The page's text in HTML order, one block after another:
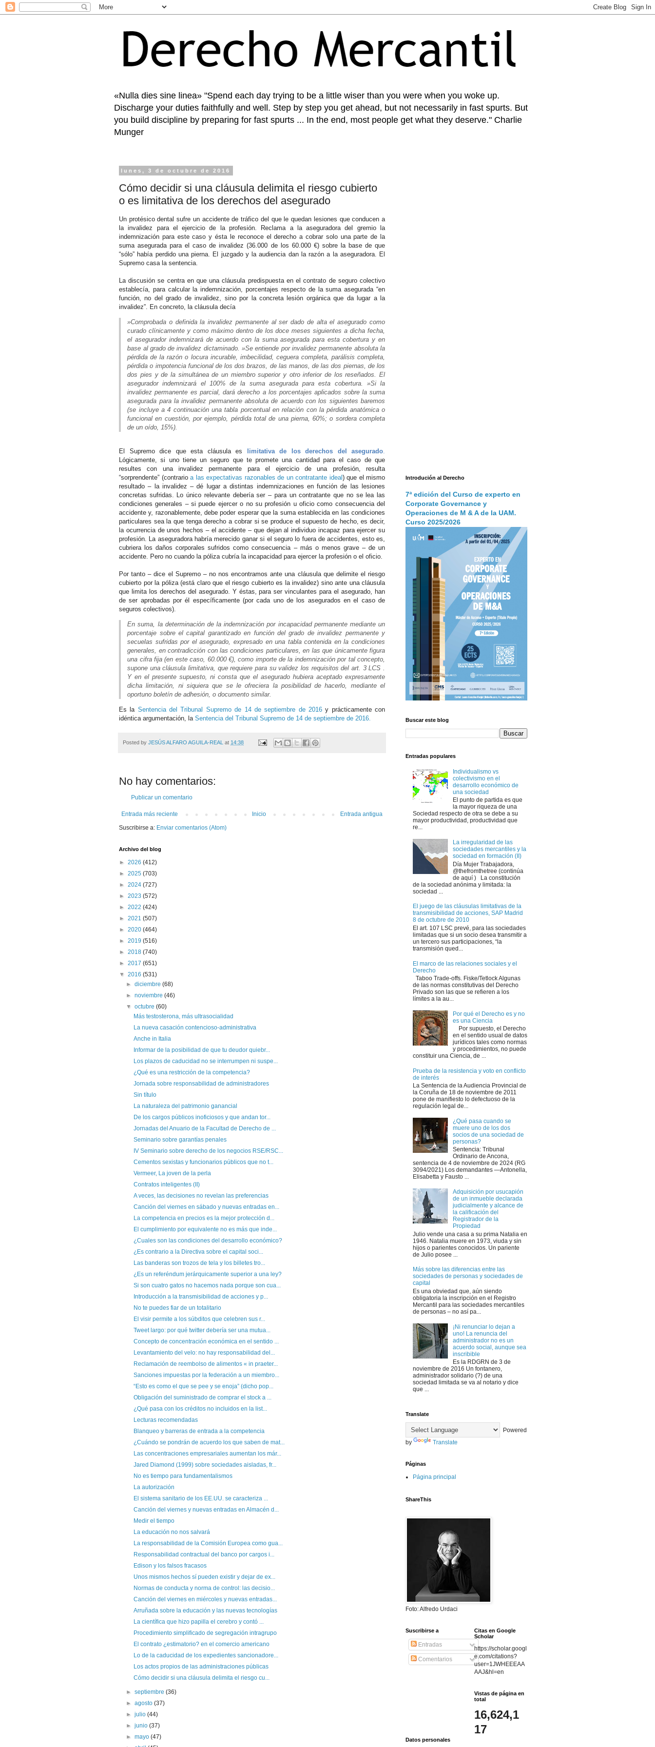
«Nulla dies sine linea» "Spend each day trying to be a little wiser than you were when you woke up.
Discharge your duties faithfully and well. Step by step you get ahead, but not necessarily in fast spurts. But
you build discipline by preparing for fast spurts ... In the end, most people get what they deserve." Charlie
Munger
lunes, 3 de octubre de 2016
Cómo decidir si una cláusula delimita el riesgo cubierto
o es limitativa de los derechos del asegurado
Un protésico dental sufre un accidente de tráfico del que le quedan lesiones que conducen a
la invalidez para el ejercicio de la profesión. Reclama a la aseguradora del gremio la
indemnización para este caso y ésta le reconoce el derecho a cobrar solo una parte de la
suma asegurada para el caso de invalidez (36.000 de los 60.000 €) sobre la base de que
“sólo” había perdido una pierna. El juzgado y la audiencia dan la razón a la aseguradora. El
Supremo casa la sentencia.
La discusión se centra en que una cláusula predispuesta en el contrato de seguro colectivo
establecía, para calcular la indemnización, porcentajes respecto de la suma asegurada “en
función, no del grado de invalidez, sino por la concreta lesión orgánica que da lugar a la
invalidez”. En concreto, la cláusula decía
»Comprobada o definida la invalidez permanente al ser dado de alta el asegurado como
curado clínicamente y como máximo dentro de los doce meses siguientes a dicha fecha,
el asegurador indemnizará de acuerdo con la suma asegurada para esta cobertura y en
base al grado de invalidez dictaminado. »Se entiende por invalidez permanente absoluta la
pérdida de la razón o locura incurable, imbecilidad, ceguera completa, parálisis completa,
pérdida o impotencia funcional de los dos brazos, de las manos, de las dos piernas, de los
dos pies y de la simultánea de un miembro superior y otro inferior de los reseñados. El
asegurador indemnizará el 100% de la suma asegurada para esta cobertura. »Si la
invalidez permanente es parcial, dará derecho a los porcentajes aplicados sobre la suma
asegurada para la invalidez permanente absoluta de acuerdo con los siguientes baremos
(se incluye a 4 continuación una tabla porcentual en relación con la pérdida anatómica o
funcional en cuestión, por ejemplo, pérdida total de una pierna, 60%; o sordera completa
de un oído, 15%).
El Supremo dice que esta cláusula es limitativa de los derechos del asegurado.
Lógicamente, si uno tiene un seguro que te promete una cantidad para el caso de que
resultes con una invalidez permanente para el ejercicio de una profesión, resulta
“sorprendente” (contrario a las expectativas razonables de un contratante ideal) que el mismo
resultado – la invalidez – dé lugar a distintas indemnizaciones en función de las lesiones
concretas sufridas. Lo único relevante debería ser – para un contratante que no se lea las
condiciones generales – si puede ejercer o no su profesión u oficio como consecuencia del
accidente y, razonablemente, debe poder esperar que la suma establecida en las condiciones
particulares sea la que tenga derecho a cobrar si se produce el supuesto de hecho, es decir,
la ocurrencia de unos hechos – el accidente – que dejan al individuo incapaz para ejercer su
profesión. La aseguradora habría merecido ganar si el seguro lo fuera de accidentes, esto es,
cubriera los daños corporales sufridos como consecuencia – más o menos grave – de un
accidente. Pero no cuando la póliza cubría la incapacidad para ejercer la profesión o el oficio.
Por tanto – dice el Supremo – no nos encontramos ante una cláusula que delimite el riesgo
cubierto por la póliza (está claro que el riesgo cubierto es la invalidez) sino ante una cláusula
que limita los derechos del asegurado. Y éstas, para ser vinculantes para el asegurado, han
de ser aprobadas por él específicamente (por cada uno de los asegurados en el caso de
seguros colectivos).
En suma, la determinación de la indemnización por incapacidad permanente mediante un
porcentaje sobre el capital garantizado en función del grado de invalidez permanente y
secuelas sufridas por el asegurado, expresado en una tabla contenida en la condiciones
generales, en contradicción con las condiciones particulares, en las que únicamente figura
una cifra fija (en este caso, 60.000 €), como importe de la indemnización por tal concepto,
supone una cláusula limitativa, que requiere para su validez los requisitos del art. 3 LCS .
Y en el presente supuesto, ni consta que el asegurado hubiera aceptado expresamente
dicha limitación, ni siquiera que se le ofreciera la posibilidad de hacerlo, mediante el
oportuno boletín de adhesión, o documento similar.
Es la Sentencia del Tribunal Supremo de 14 de septiembre de 2016y prácticamente con
idéntica argumentación, la Sentencia del Tribunal Supremo de 14 de septiembre de 2016.
Posted by JESÚS ALFARO AGUILA-REAL at 14:38
No hay comentarios:
Publicar un comentario
Entrada más reciente Entrada antigua
Inicio
Suscribirse a: Enviar comentarios (Atom)
Archivo del blog
► 2026 (412)
► 2025 (703)
► 2024 (727)
► 2023 (572)
► 2022 (424)
► 2021 (507)
► 2020 (464)
► 2019 (516)
► 2018 (740)
► 2017 (651)
▼ 2016 (531)
►diciembre(68)
►noviembre(46)
▼octubre(60)
Más testosterona, más ultrasocialidad
La nueva casación contencioso-administrativa
Anche in Italia
Informar de la posibilidad de que tu deudor quiebr...
Los plazos de caducidad no se interrumpen ni suspe...
¿Qué es una restricción de la competencia?
Jornada sobre responsabilidad de administradores
Sin título
La naturaleza del patrimonio ganancial
De los cargos públicos inoficiosos y que andan tor...
Jornadas del Anuario de la Facultad de Derecho de ...
Seminario sobre garantías penales
IV Seminario sobre derecho de los negocios RSE/RSC...
Cementos sexistas y funcionarios públicos que no t...
Vermeer, La joven de la perla
Contratos inteligentes (II)
A veces, las decisiones no revelan las preferencias
Canción del viernes en sábado y nuevas entradas en...
La competencia en precios es la mejor protección d...
El cumplimiento por equivalente no es más que inde...
¿Cuales son las condiciones del desarrollo económico?
¿Es contrario a la Directiva sobre el capital soci...
Las banderas son trozos de tela y los billetes tro...
¿Es un referéndum jerárquicamente superior a una ley?
Si son cuatro gatos no hacemos nada porque son cua...
Introducción a la transmisibilidad de acciones y p...
No te puedes fiar de un totalitario
El visir permite a los súbditos que celebren sus r...
Tweet largo: por qué twitter debería ser una mutua...
Concepto de concentración económica en el sentido ...
Levantamiento del velo: no hay responsabilidad del...
Reclamación de reembolso de alimentos « in praeter...
Sanciones impuestas por la federación a un miembro...
“Esto es como el que se pee y se enoja” (dicho pop...
Obligación del suministrado de comprar el stock a ...
¿Qué pasa con los créditos no incluidos en la list...
Lecturas recomendadas
Blanqueo y barreras de entrada a la competencia
¿Cuándo se pondrán de acuerdo los que saben de mat...
Las concentraciones empresariales aumentan los már...
Jared Diamond (1999) sobre sociedades aisladas, fr...
No es tiempo para fundamentalismos
La autorización
El sistema sanitario de los EE.UU. se caracteriza ...
Canción del viernes y nuevas entradas en Almacén d...
Medir el tiempo
La educación no nos salvará
La responsabilidad de la Comisión Europea como gua...
Responsabilidad contractual del banco por cargos i...
Edison y los falsos fracasos
Unos mismos hechos sí pueden existir y dejar de ex...
Normas de conducta y norma de control: las decisio...
Canción del viernes en miércoles y nuevas entradas...
Arruñada sobre la educación y las nuevas tecnologías
La científica que hizo papilla el cerebro y contó ...
Procedimiento simplificado de segregación intragrupo
El contrato ¿estimatorio? en el comercio americano
Lo de la caducidad de los expedientes sancionadore...
Los actos propios de las administraciones públicas
Cómo decidir si una cláusula delimita el riesgo cu...
►septiembre(36)
►agosto(37)
►julio(44)
►junio(37)
►mayo(47)
Introdución al Derecho
7ª edición del Curso de experto en
Corporate Governance y
Operaciones de M & A de la UAM.
Curso 2025/2026
Buscar este blog
Entradas populares
Individualismo vs
colectivismo en el
desarrollo económico de
una sociedad
El punto de partida es que
la mayor riqueza de una
Sociedad respecto de otra se debe a su
mayor productividad, productividad que
re...
La irregularidad de las
sociedades mercantiles y la
sociedad en formación (II)
Día Mujer Trabajadora,
@thefromthetree (continúa
de aquí ) La constitución
de la sociedad anónima y limitada: la
sociedad ...
El juego de las cláusulas limitativas de la
transmisibilidad de acciones, SAP Madrid
8 de octubre de 2010
El art. 107 LSC prevé, para las sociedades
limitadas que si un socio desea transmitir a
un tercero sus participaciones, “la
transmisión qued...
El marco de las relaciones sociales y el
Derecho
Taboo Trade-offs. Fiske/Tetlock Algunas
de las normas constitutivas del Derecho
Privado son las que se refieren a los
límites a la au...
Por qué el Derecho es y no
es una Ciencia
Por supuesto, el Derecho
en el sentido usual de datos
jurídicos tales como normas
y procedimientos, no puede
constituir una Ciencia, de ...
Prueba de la resistencia y voto en conflicto
de interés
La Sentencia de la Audiencia Provincial de
la Coruña de 18 de noviembre de 2011
pone de manifiesto lo defectuoso de la
regulación legal de...
¿Qué pasa cuando se
muere uno de los dos
socios de una sociedad de
personas?
Sentencia: Tribunal
Ordinario de Ancona,
sentencia de 4 de noviembre de 2024 (RG
3094/2021) Los demandantes —Antonella,
Elisabetta y Fausto ...
Adquisición por usucapión
de un inmueble declarada
judicialmente y alcance de
la calificación del
Registrador de la
Propiedad
Julio vende una casa a su prima Natalia en
1946. Natalia muere en 1973, viuda y sin
hijos o parientes conocidos. Un pariente
de Julio posee ...
Más sobre las diferencias entre las
sociedades de personas y sociedades de
capital
Es una obviedad que, aún siendo
obligatoria la inscripción en el Registro
Mercantil para las sociedades mercantiles
de personas – no así pa...
¡Ni renunciar lo dejan a
uno! La renuncia del
administrador no es un
acuerdo social, aunque sea
inscribible
Es la RDGRN de 3 de
noviembre de 2016 Un fontanero,
administrador solidario (?) de una
sociedad limitada se va al notario y dice
que ...
Translate
Powered
by
Translate
Páginas
Página principal
ShareThis
Foto: Alfredo Urdaci
Suscribirse a
Entradas
Comentarios
Citas en Google
Scholar
https://scholar.googl
e.com/citations?
user=1JWHEEEAA
AAJ&hl=en
Vistas de página en
total
16,624,1
17
Datos personales